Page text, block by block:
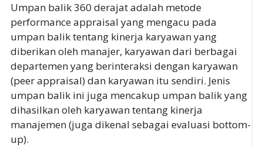
Umpan balik 360 derajat adalah metode
performance appraisal yang mengacu pada
umpan balik tentang kinerja karyawan yang
diberikan oleh manajer, karyawan dari berbagai
departemen yang berinteraksi dengan karyawan
(peer appraisal) dan karyawan itu sendiri. Jenis
umpan balik ini juga mencakup umpan balik yang
dihasilkan oleh karyawan tentang kinerja
manajemen (juga dikenal sebagai evaluasi bottom-
up).